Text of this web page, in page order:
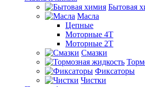
Бытовая
Масла
Цепные
Моторные 4Т
Моторные 2Т
Смазки
Фиксаторы
Чистки